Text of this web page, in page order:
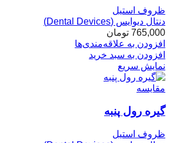
ظروف استیل
دنتال دیوایس (Dental Devices)
765,000 تومان
افزودن به علاقه‌مندی‌ها
افزودن به سبد خرید
نمایش سریع
مقایسه
گیره رول پنبه
ظروف استیل